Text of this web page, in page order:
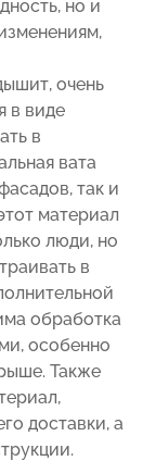
но и
очень
в виде
в
вата
так и
материал
люди, но
в
обработка
особенно
Также
доставки, а